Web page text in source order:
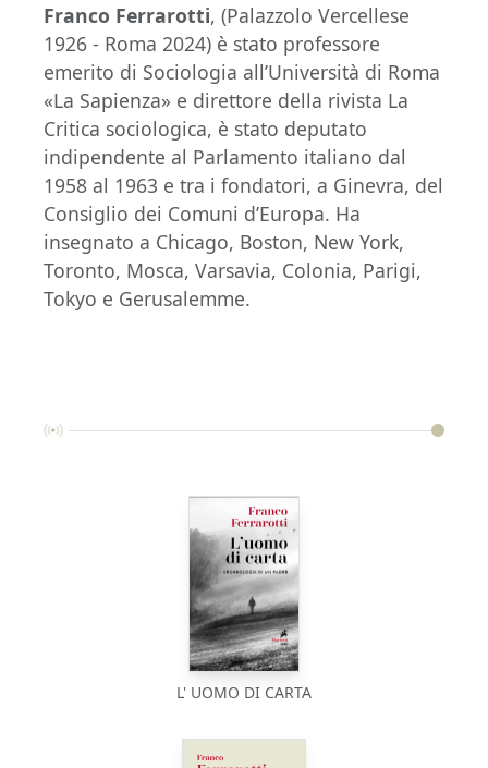
Franco Ferrarotti, (Palazzolo Vercellese
1926 - Roma 2024) è stato professore
emerito di Sociologia all’Università di Roma
«La Sapienza» e direttore della rivista La
Critica sociologica, è stato deputato
indipendente al Parlamento italiano dal
1958 al 1963 e tra i fondatori, a Ginevra, del
Consiglio dei Comuni d’Europa. Ha
insegnato a Chicago, Boston, New York,
Toronto, Mosca, Varsavia, Colonia, Parigi,
Tokyo e Gerusalemme.
L' UOMO DI CARTA